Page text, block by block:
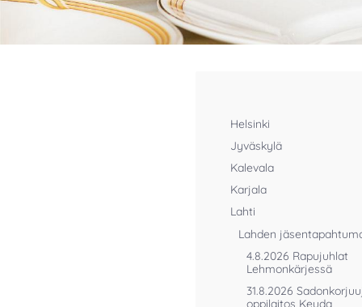
Helsinki
Jyväskylä
Kalevala
Karjala
Lahti
Lahden
4.8.2026 Rapujuhlat
Lehmonkärjessä
31.8.2026
oppilaitos Keuda